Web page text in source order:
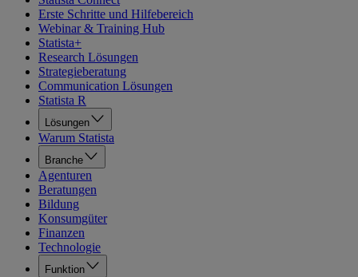
Erste Schritte und Hilfebereich
Webinar & Training Hub
Statista+
Research Lösungen
Strategieberatung
Communication Lösungen
Statista R
Lösungen
Warum Statista
Branche
Agenturen
Beratungen
Bildung
Konsumgüter
Finanzen
Technologie
Funktion